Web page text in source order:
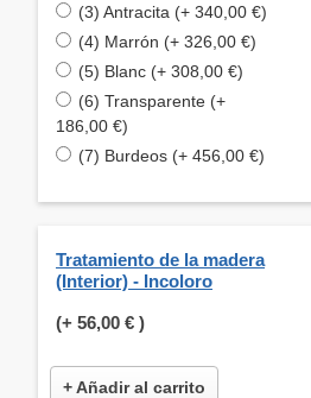
(3) Antracita (+ 340,00 €)
(4) Marrón (+ 326,00 €)
(5) Blanc (+ 308,00 €)
(6) Transparente (+
186,00 €)
(7) Burdeos (+ 456,00 €)
Tratamiento de la madera
(Interior) - Incoloro
(+ 56,00 € )
+ Añadir al carrito